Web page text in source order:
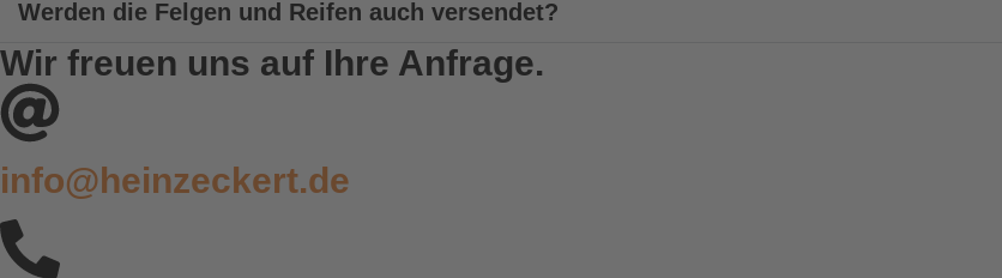
Werden die Felgen und Reifen auch versendet?
Wir freuen uns auf Ihre Anfrage.
info@heinzeckert.de